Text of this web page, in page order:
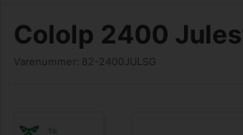
Cololp 2400
Varenummer: 82-2400JULSG